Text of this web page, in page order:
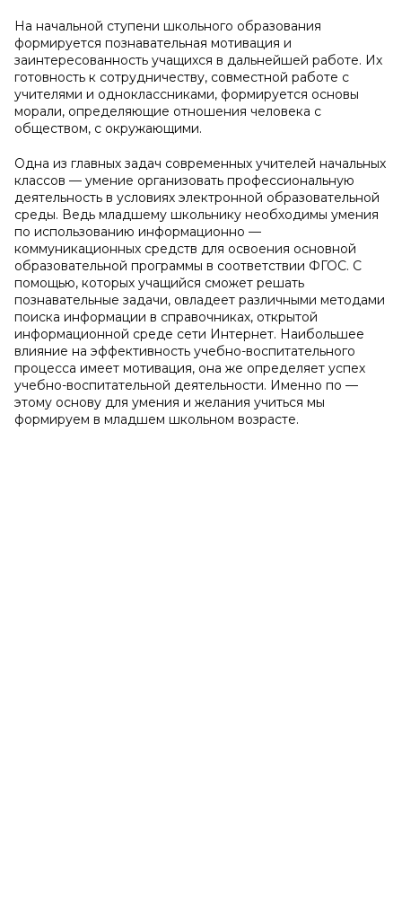
На начальной ступени школьного образования
формируется познавательная мотивация и
заинтересованность учащихся в дальнейшей работе. Их
готовность к сотрудничеству, совместной работе с
учителями и одноклассниками, формируется основы
морали, определяющие отношения человека с
обществом, с окружающими.
Одна из главных задач современных учителей начальных
классов — умение организовать профессиональную
деятельность в условиях электронной образовательной
среды. Ведь младшему школьнику необходимы умения
по использованию информационно —
коммуникационных средств для освоения основной
образовательной программы в соответствии ФГОС. С
помощью, которых учащийся сможет решать
познавательные задачи, овладеет различными методами
поиска информации в справочниках, открытой
информационной среде сети Интернет. Наибольшее
влияние на эффективность учебно-воспитательного
процесса имеет мотивация, она же определяет успех
учебно-воспитательной деятельности. Именно по —
этому основу для умения и желания учиться мы
формируем в младшем школьном возрасте.